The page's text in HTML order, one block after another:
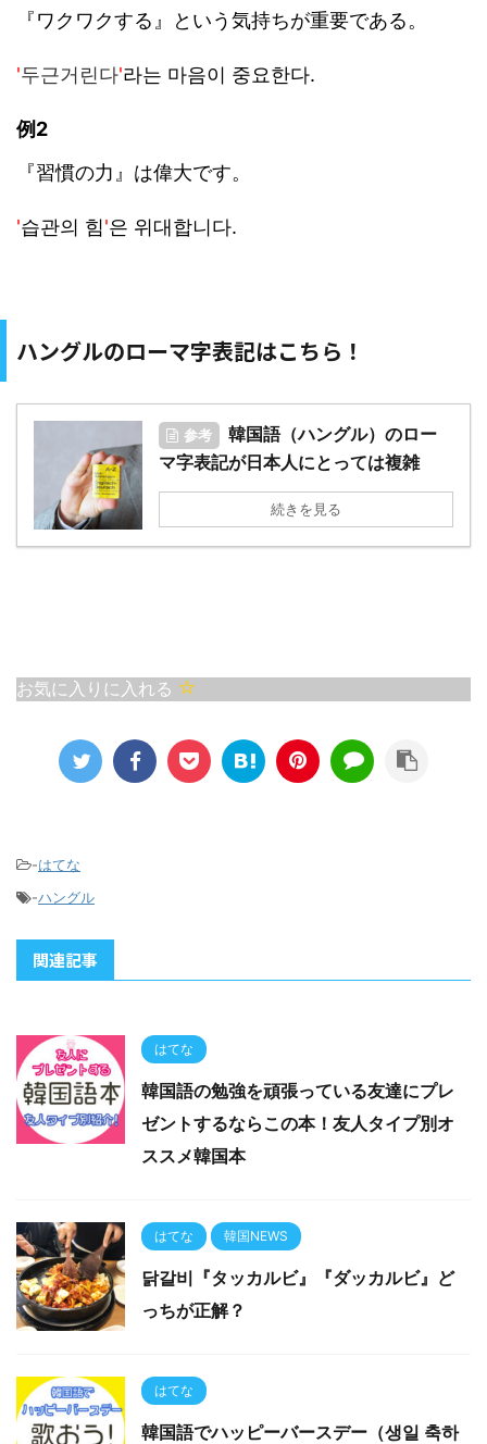
『ワクワクする』という気持ちが重要である。
'두근거린다'라는 마음이 중요한다.
例2
『習慣の力』は偉大です。
'습관의 힘'은 위대합니다.
ハングルのローマ字表記はこちら！
参考
韓国語（ハングル）のロー
マ字表記が日本人にとっては複雑
続きを見る
お気に入りに入れる
-はてな
-ハングル
関連記事
はてな
韓国語の勉強を頑張っている友達にプレ
ゼントするならこの本！友人タイプ別オ
ススメ韓国本
はてな 韓国NEWS
닭갈비『タッカルビ』『ダッカルビ』ど
っちが正解？
はてな
韓国語でハッピーバースデー（생일 축하